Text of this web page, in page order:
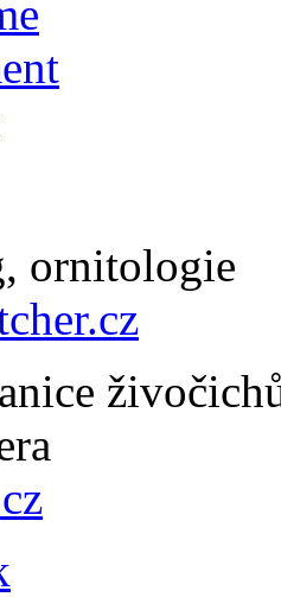
ornitologie